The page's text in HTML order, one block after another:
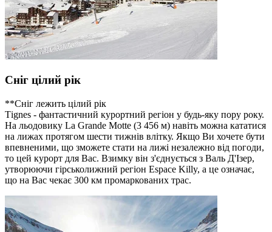
Сніг цілий рік
**Сніг лежить цілий рік
Тignes - фантастичний курортний регіон у будь-яку пору року.
На льодовику La Grande Motte (3 456 м) навіть можна кататися
на лижах протягом шести тижнів влітку. Якщо Ви хочете бути
впевненими, що зможете стати на лижі незалежно від погоди,
то цей курорт для Вас. Взимку він з'єднується з Валь Д'Ізер,
утворюючи гірськолижний регіон Espace Killy, а це означає,
що на Вас чекає 300 км промаркованих трас.